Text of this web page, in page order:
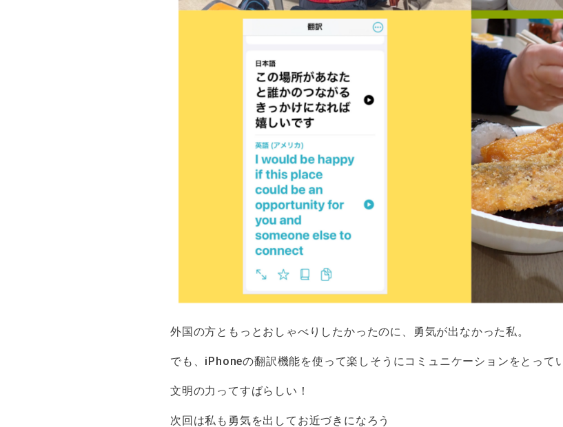
外国の方ともっとおしゃべりしたかったのに、勇気が出なかった私。
でも、iPhoneの翻訳機能を使って楽しそうにコミュニケーションをとって
文明の力ってすばらしい！
次回は私も勇気を出してお近づきになろう